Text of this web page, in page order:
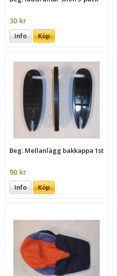
30 kr
Info Köp
Beg. Mellanlägg bakkappa 1st
90 kr
Info Köp